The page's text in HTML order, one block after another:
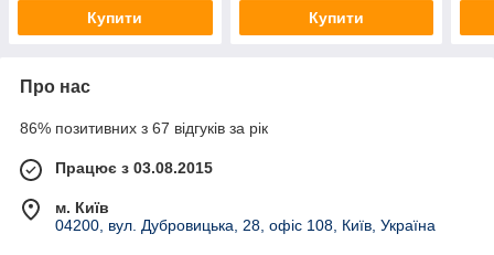
Купити Купити
Про нас
86% позитивних з 67 відгуків за рік
Працює з 03.08.2015
м. Київ
04200, вул. Дубровицька, 28, офіс 108, Київ, Україна